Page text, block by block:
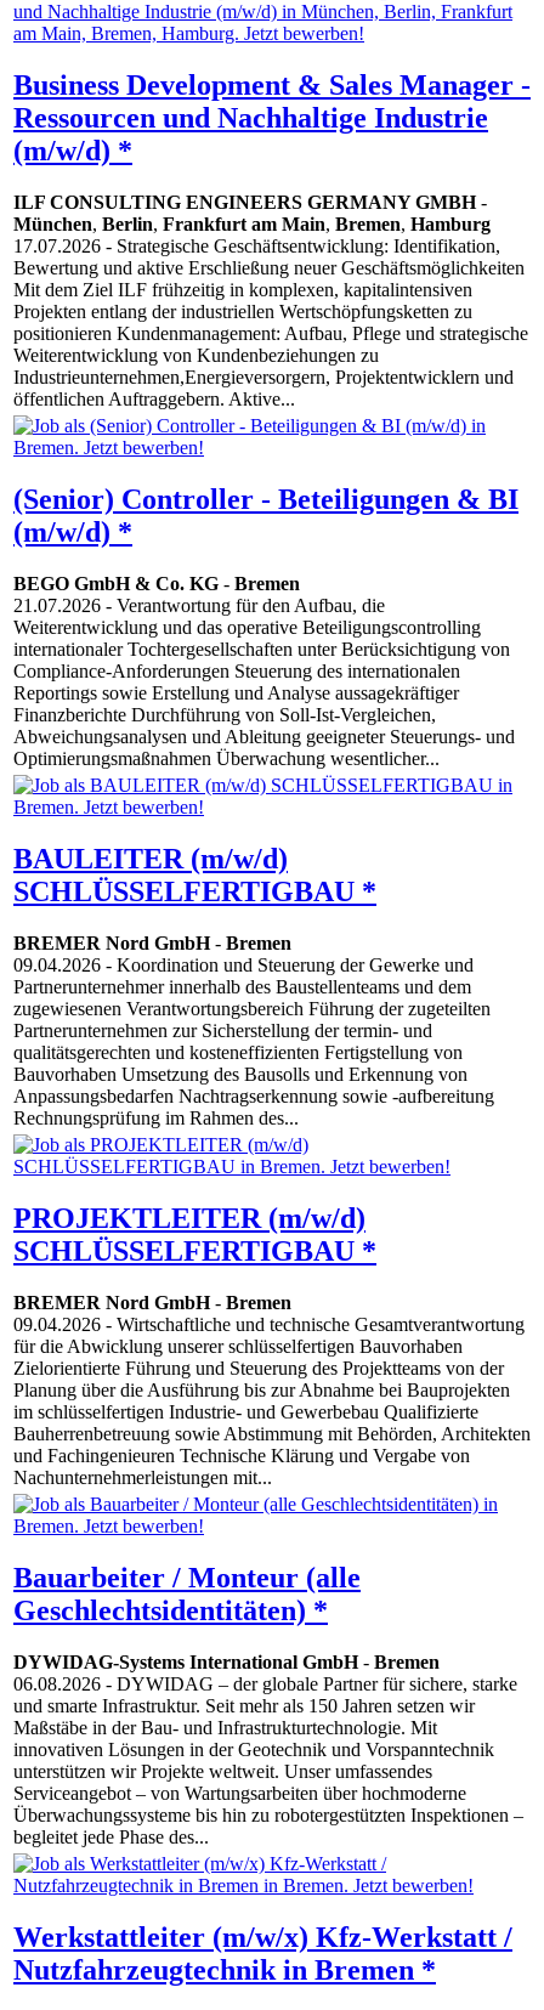
Business Development & Sales Manager -
Ressourcen und Nachhaltige Industrie
(m/w/d) *
ILF CONSULTING ENGINEERS GERMANY GMBH-
München, Berlin, Frankfurt am Main, Bremen, Hamburg
17.07.2026 - Strategische Geschäftsentwicklung: Identifikation,
Bewertung und aktive Erschließung neuer Geschäftsmöglichkeiten
Mit dem Ziel ILF frühzeitig in komplexen, kapitalintensiven
Projekten entlang der industriellen Wertschöpfungsketten zu
positionieren Kundenmanagement: Aufbau, Pflege und strategische
Weiterentwicklung von Kundenbeziehungen zu
Industrieunternehmen,Energieversorgern, Projektentwicklern und
öffentlichen Auftraggebern. Aktive...
(Senior) Controller - Beteiligungen & BI
(m/w/d) *
BEGO GmbH & Co. KG - Bremen
21.07.2026 - Verantwortung für den Aufbau, die
Weiterentwicklung und das operative Beteiligungscontrolling
internationaler Tochtergesellschaften unter Berücksichtigung von
Compliance-Anforderungen Steuerung des internationalen
Reportings sowie Erstellung und Analyse aussagekräftiger
Finanzberichte Durchführung von Soll-Ist-Vergleichen,
Abweichungsanalysen und Ableitung geeigneter Steuerungs- und
Optimierungsmaßnahmen Überwachung wesentlicher...
BAULEITER (m/w/d)
SCHLÜSSELFERTIGBAU *
BREMER Nord GmbH- Bremen
09.04.2026 - Koordination und Steuerung der Gewerke und
Partnerunternehmer innerhalb des Baustellenteams und dem
zugewiesenen Verantwortungsbereich Führung der zugeteilten
Partnerunternehmen zur Sicherstellung der termin- und
qualitätsgerechten und kosteneffizienten Fertigstellung von
Bauvorhaben Umsetzung des Bausolls und Erkennung von
Anpassungsbedarfen Nachtragserkennung sowie -aufbereitung
Rechnungsprüfung im Rahmen des...
PROJEKTLEITER (m/w/d)
SCHLÜSSELFERTIGBAU *
BREMER Nord GmbH- Bremen
09.04.2026 - Wirtschaftliche und technische Gesamtverantwortung
für die Abwicklung unserer schlüsselfertigen Bauvorhaben
Zielorientierte Führung und Steuerung des Projektteams von der
Planung über die Ausführung bis zur Abnahme bei Bauprojekten
im schlüsselfertigen Industrie- und Gewerbebau Qualifizierte
Bauherrenbetreuung sowie Abstimmung mit Behörden, Architekten
und Fachingenieuren Technische Klärung und Vergabe von
Nachunternehmerleistungen mit...
Bauarbeiter / Monteur (alle
Geschlechtsidentitäten) *
DYWIDAG-Systems International GmbH- Bremen
06.08.2026 - DYWIDAG – der globale Partner für sichere, starke
und smarte Infrastruktur. Seit mehr als 150 Jahren setzen wir
Maßstäbe in der Bau- und Infrastrukturtechnologie. Mit
innovativen Lösungen in der Geotechnik und Vorspanntechnik
unterstützen wir Projekte weltweit. Unser umfassendes
Serviceangebot – von Wartungsarbeiten über hochmoderne
Überwachungssysteme bis hin zu robotergestützten Inspektionen –
begleitet jede Phase des...
Werkstattleiter (m/w/x) Kfz-Werkstatt /
Nutzfahrzeugtechnik in Bremen *